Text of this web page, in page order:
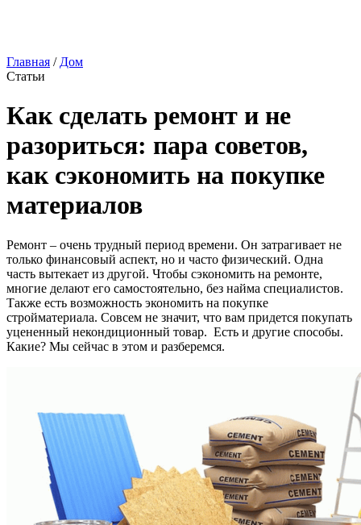
Главная / Дом
Статьи
Как сделать ремонт и не
разориться: пара советов,
как сэкономить на покупке
материалов
Ремонт – очень трудный период времени. Он затрагивает не
только финансовый аспект, но и часто физический. Одна
часть вытекает из другой. Чтобы сэкономить на ремонте,
многие делают его самостоятельно, без найма специалистов.
Также есть возможность экономить на покупке
стройматериала. Совсем не значит, что вам придется покупать
уцененный некондиционный товар. Есть и другие способы.
Какие? Мы сейчас в этом и разберемся.